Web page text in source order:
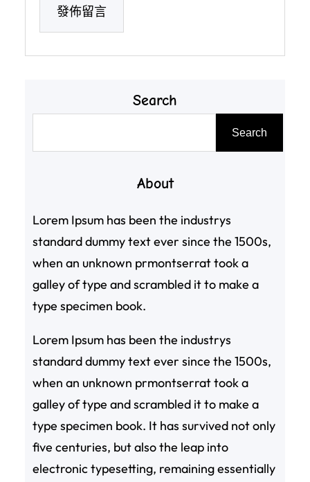
Search
Search
About
Lorem Ipsum has been the industrys
standard dummy text ever since the 1500s,
when an unknown prmontserrat took a
galley of type and scrambled it to make a
type specimen book.
Lorem Ipsum has been the industrys
standard dummy text ever since the 1500s,
when an unknown prmontserrat took a
galley of type and scrambled it to make a
type specimen book. It has survived not only
five centuries, but also the leap into
electronic typesetting, remaining essentially